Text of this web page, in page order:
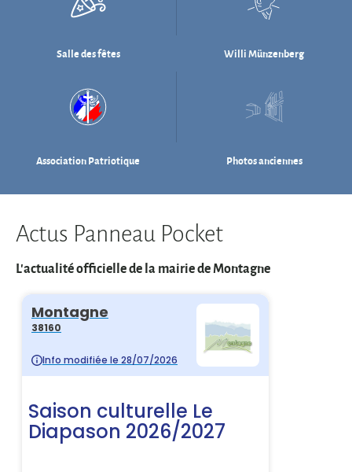
Association Patriotique Photos anciennes
Actus Panneau Pocket
L'actualité officielle de la mairie de Montagne